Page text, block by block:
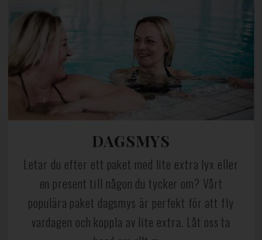
DAGSMYS
Letar du efter ett paket med lite extra lyx eller
en present till någon du tycker om? Vårt
populära paket dagsmys är perfekt för att fly
vardagen och koppla av lite extra. Låt oss ta